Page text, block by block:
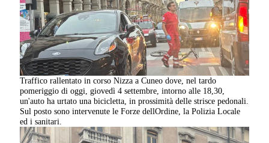
Traffico rallentato in corso Nizza a Cuneo dove, nel tardo
pomeriggio di oggi, giovedì 4 settembre, intorno alle 18,30,
un'auto ha urtato una bicicletta, in prossimità delle strisce pedonali.
Sul posto sono intervenute le Forze dellOrdine, la Polizia Locale
ed i sanitari.